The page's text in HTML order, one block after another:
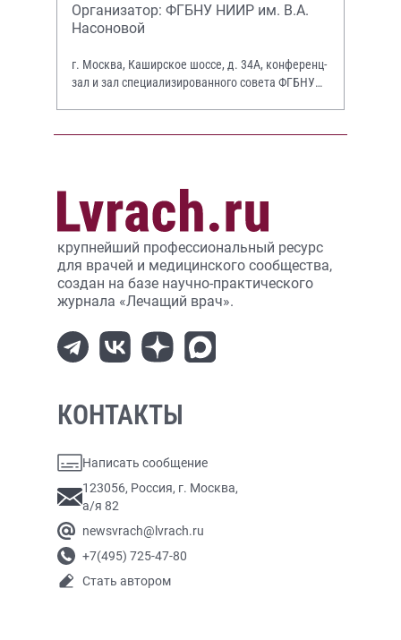
Организатор: ФГБНУ НИИР им. В.А.
Насоновой
г. Москва, Каширское шоссе, д. 34А, конференц-
зал и зал специализированного совета ФГБНУ
крупнейший профессиональный ресурс
для врачей и медицинского сообщества,
создан на базе научно-практического
журнала «Лечащий врач».
КОНТАКТЫ
Написать сообщение
123056, Россия, г. Москва,
а/я 82
newsvrach@lvrach.ru
+7(495) 725-47-80
Стать автором